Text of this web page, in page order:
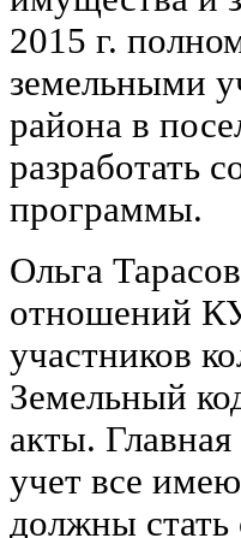
2015 г.
земельными
района в
разработать
программы.
Ольга
отношений
участников
Земельный
акты.
учет все
должны